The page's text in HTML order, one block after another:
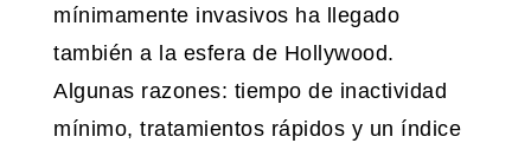
mínimamente invasivos ha llegado
también a la esfera de Hollywood.
Algunas razones: tiempo de inactividad
mínimo, tratamientos rápidos y un índice